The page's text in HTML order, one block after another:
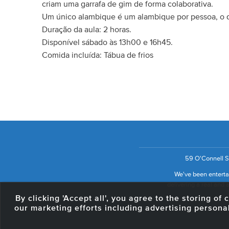
criam uma garrafa de gim de forma colaborativa.
Um único alambique é um alambique por pessoa, o
Duração da aula: 2 horas.
Disponível sábado às 13h00 e 16h45.
Comida incluída: Tábua de frios
59 O'Connell
We've been
By clicking 'Accept all', you agree to the storing of
our marketing efforts including advertising